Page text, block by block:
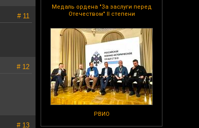
Медаль ордена "За заслуги перед
Отечеством" II степени
РВИО
# 11
# 12
# 13